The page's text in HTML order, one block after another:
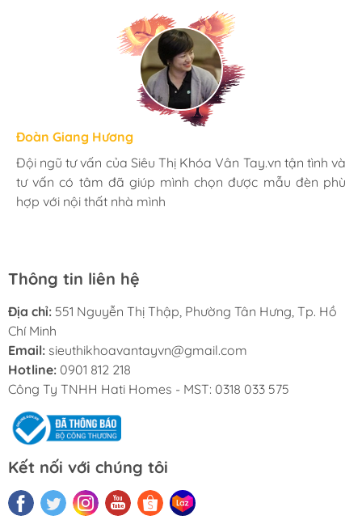
Hương Suri
Mình rất ưng khi đến Siêu Thị Khóa Vân Tay.vn. Ở đây
có rất nhiều mặt hàng phong phú, tha hồ lựa chọn.
Nhân viên chuyên nghiệp, nhiệt tình. Chúc Hati ngày
Đoàn Giang Hương
Đội ngũ tư vấn của Siêu Thị Khóa Vân Tay.vn tận tình và
tư vấn có tâm đã giúp mình chọn được mẫu đèn phù
hợp với nội thất nhà mình
Ngọc Anh
Mua đèn tại Siêu Thị Khóa Vân Tay.vn mình hoàn toàn
yên tâm với chính sách bảo hành 24 tháng tại nhà. Bạn
kĩ thuật lắp đặt rất cận thận và chu đáo
Thông tin liên hệ
Địa chỉ: 551 Nguyễn Thị Thập, Phường Tân Hưng, Tp. Hồ
Chí Minh
Email: sieuthikhoavantayvn@gmail.com
Hotline: 0901 812 218
Công Ty TNHH Hati Homes - MST: 0318 033 575
Kết nối với chúng tôi